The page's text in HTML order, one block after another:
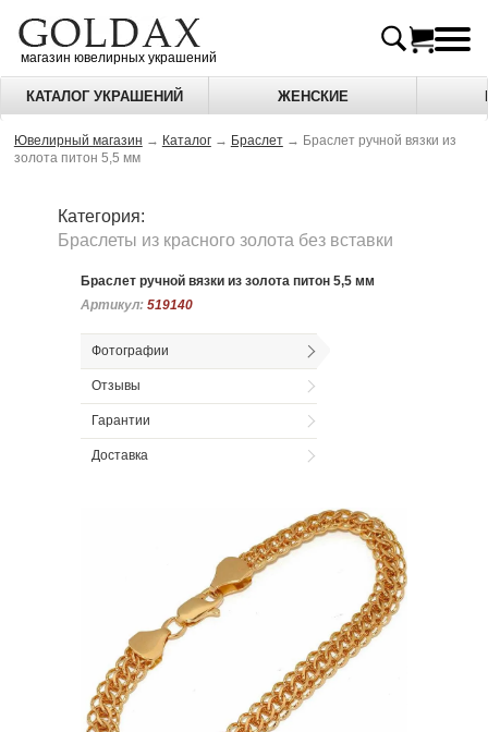
магазин ювелирных украшений
КАТАЛОГ УКРАШЕНИЙ ЖЕНСКИЕ
Ювелирный магазин → Каталог → Браслет → Браслет ручной вязки из
золота питон 5,5 мм
Категория:
Браслеты из красного золота без вставки
Браслет ручной вязки из золота питон 5,5 мм
Артикул: 519140
Артикул: 519140
Фотографии
Отзывы
Гарантии
Доставка